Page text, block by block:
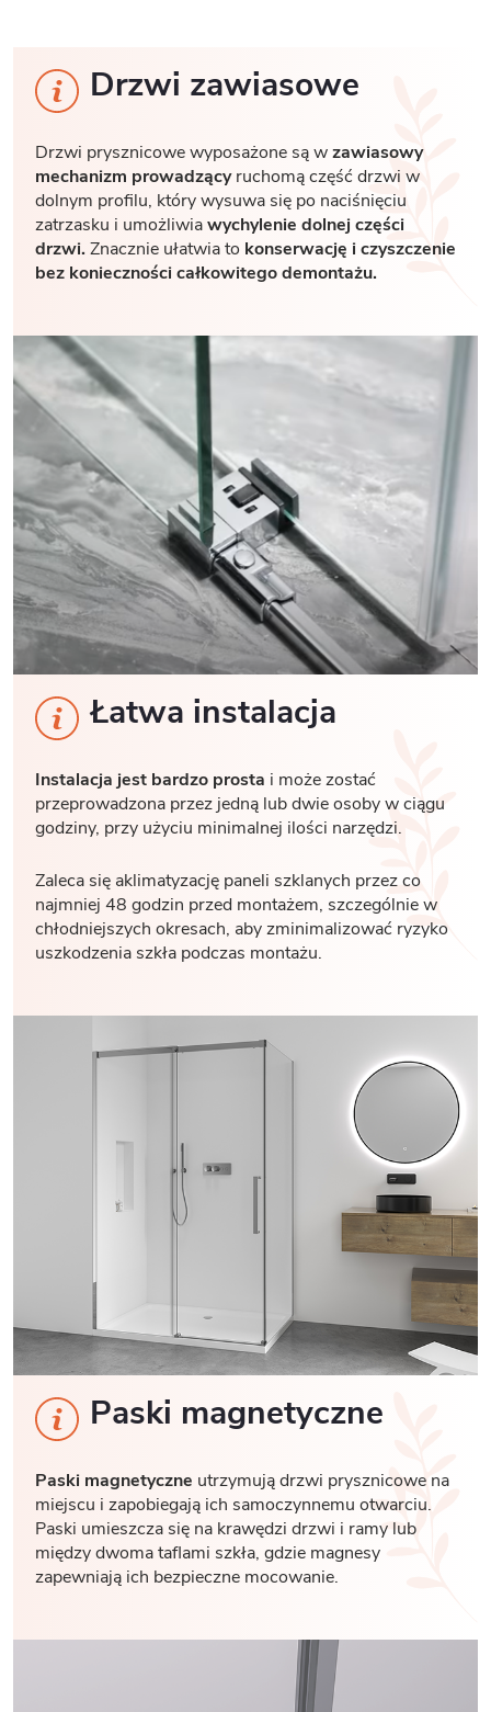
Drzwi zawiasowe
Drzwi prysznicowe wyposażone są wzawiasowy
mechanizm prowadzącyruchomą część drzwi w
dolnym profilu, który wysuwa się po naciśnięciu
zatrzasku i umożliwiawychylenie dolnej części
drzwi.Znacznie ułatwia to konserwację i czyszczenie
bez konieczności całkowitego demontażu.
Łatwa instalacja
Instalacja jest bardzo prosta i może zostać
przeprowadzona przez jedną lub dwie osoby w ciągu
godziny, przy użyciu minimalnej ilości narzędzi.
Zaleca się aklimatyzację paneli szklanych przez co
najmniej 48 godzin przed montażem, szczególnie w
chłodniejszych okresach, aby zminimalizować ryzyko
uszkodzenia szkła podczas montażu.
Paski magnetyczne
Paski magnetyczne utrzymują drzwi prysznicowe na
miejscu i zapobiegają ich samoczynnemu otwarciu.
Paski umieszcza się na krawędzi drzwi i ramy lub
między dwoma taflami szkła, gdzie magnesy
zapewniają ich bezpieczne mocowanie.